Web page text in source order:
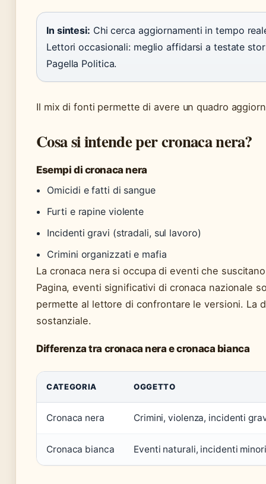
In sintesi: Chi cerca aggiornamenti in tempo
Lettori occasionali: meglio affidarsi a testate
Pagella Politica.
Il mix di fonti permette di avere un quadro
Cosa si intende per cronaca nera?
Esempi di cronaca nera
Omicidi e fatti di sangue
Furti e rapine violente
Incidenti gravi (stradali, sul lavoro)
Crimini organizzati e mafia
La cronaca nera si occupa di eventi che
Pagina, eventi significativi di cronaca nazionale
permette al lettore di confrontare le versioni. La
sostanziale.
Differenza tra cronaca nera e cronaca bianca
CATEGORIA OGGETTO
Cronaca nera Crimini, violenza, incidenti
Cronaca bianca Eventi naturali, incidenti